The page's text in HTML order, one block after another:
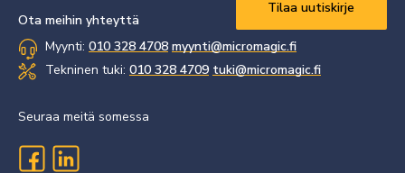
Ota meihin yhteyttä
Myynti: 010 328 4708 myynti@micromagic.fi
Tekninen tuki: 010 328 4709 tuki@micromagic.fi
Seuraa meitä somessa